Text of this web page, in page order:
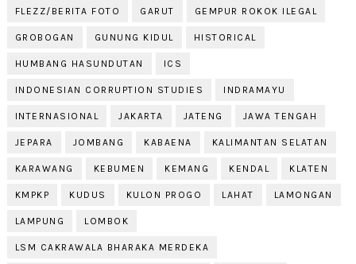
FLEZZ/BERITA FOTO GARUT GEMPUR ROKOK ILEGAL
GROBOGAN GUNUNG KIDUL HISTORICAL
HUMBANG HASUNDUTAN ICS
INDONESIAN CORRUPTION STUDIES INDRAMAYU
INTERNASIONAL JAKARTA JATENG JAWA TENGAH
JEPARA JOMBANG KABAENA KALIMANTAN SELATAN
KARAWANG KEBUMEN KEMANG KENDAL KLATEN
KMPKP KUDUS KULON PROGO LAHAT LAMONGAN
LAMPUNG LOMBOK
LSM CAKRAWALA BHARAKA MERDEKA